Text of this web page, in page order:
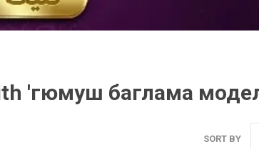
'гюмуш баглама
SORT BY